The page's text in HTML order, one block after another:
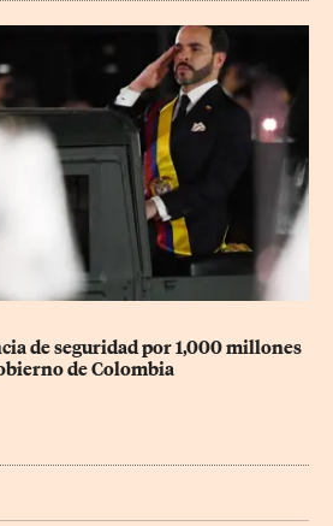
de seguridad por 1,000 millones
de Colombia